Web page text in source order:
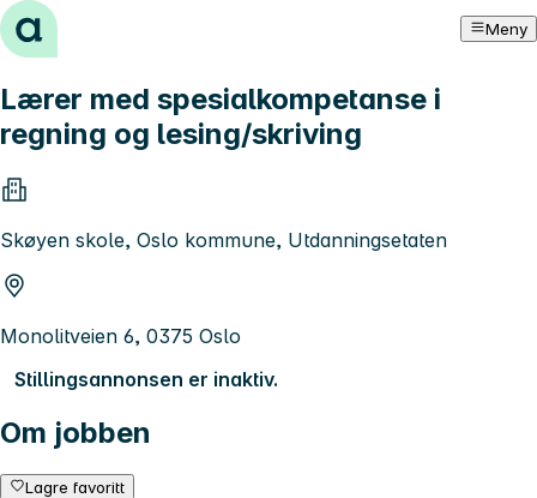
Hopp til innhold Meny
Lærer med spesialkompetanse i
regning og lesing/skriving
Skøyen skole, Oslo kommune, Utdanningsetaten
Monolitveien 6, 0375 Oslo
Stillingsannonsen er inaktiv.
Om jobben
Lagre favoritt